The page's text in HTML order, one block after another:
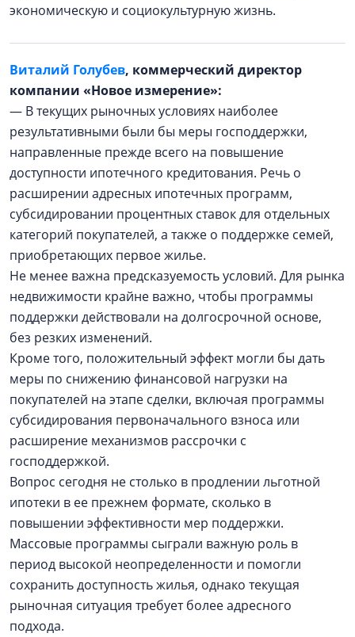
экономическую и социокультурную жизнь.
Виталий Голубев, коммерческий директор
компании «Новое измерение»:
— В текущих рыночных условиях наиболее
результативными были бы меры господдержки,
направленные прежде всего на повышение
доступности ипотечного кредитования. Речь о
расширении адресных ипотечных программ,
субсидировании процентных ставок для отдельных
категорий покупателей, а также о поддержке семей,
приобретающих первое жилье.
Не менее важна предсказуемость условий. Для рынка
недвижимости крайне важно, чтобы программы
поддержки действовали на долгосрочной основе,
без резких изменений.
Кроме того, положительный эффект могли бы дать
меры по снижению финансовой нагрузки на
покупателей на этапе сделки, включая программы
субсидирования первоначального взноса или
расширение механизмов рассрочки с
господдержкой.
Вопрос сегодня не столько в продлении льготной
ипотеки в ее прежнем формате, сколько в
повышении эффективности мер поддержки.
Массовые программы сыграли важную роль в
период высокой неопределенности и помогли
сохранить доступность жилья, однако текущая
рыночная ситуация требует более адресного
подхода.